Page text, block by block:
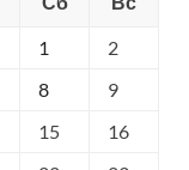
1
2
8
9
15
16